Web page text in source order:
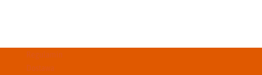
Regulamin
Dostawa